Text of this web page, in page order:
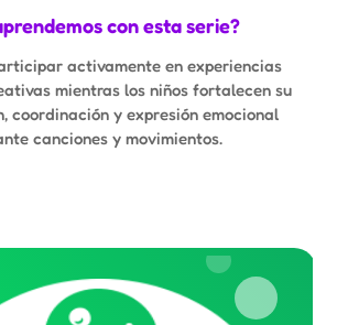
con esta serie?
activamente en experiencias
mientras los niños fortalecen su
coordinación y expresión emocional
canciones y movimientos.